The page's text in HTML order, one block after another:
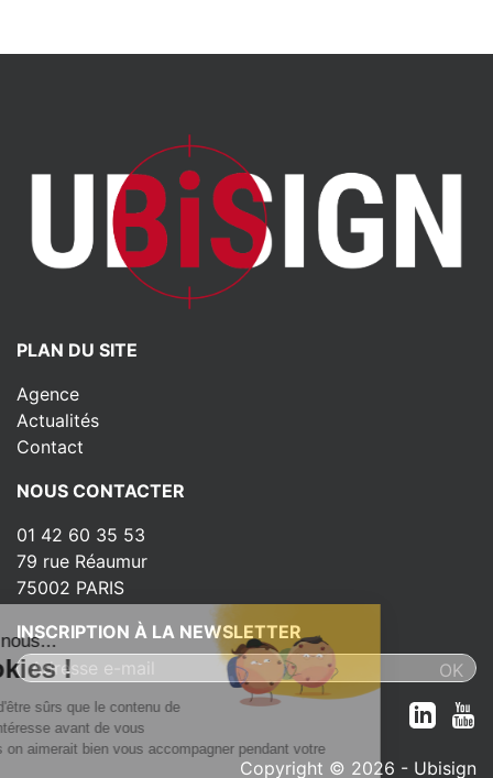
PLAN DU SITE
Agence
Actualités
Contact
NOUS CONTACTER
01 42 60 35 53
79 rue Réaumur
75002 PARIS
INSCRIPTION À LA NEWSLETTER
Copyright © 2026 - Ubisign
c'est nous...
Cookies !
a attendu d'être sûrs que le contenu de
site vous intéresse avant de vous
mais on aimerait bien vous accompagner pendant votre